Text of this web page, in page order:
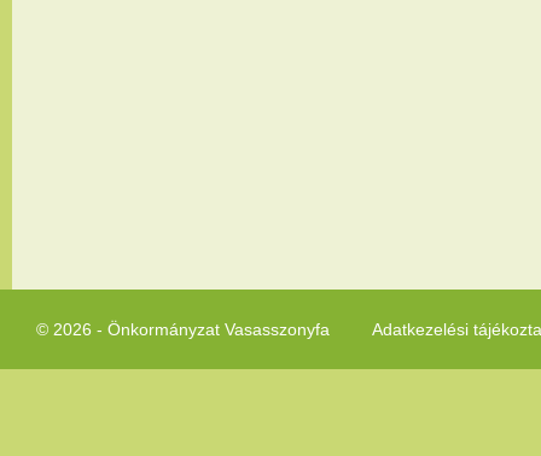
© 2026 - Önkormányzat Vasasszonyfa Adatkezelési